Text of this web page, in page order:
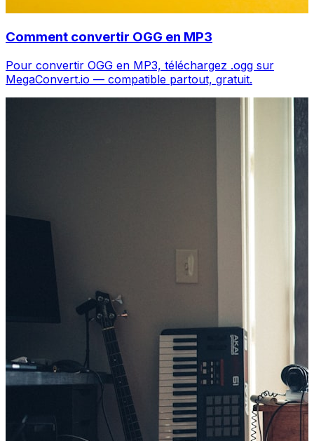
Comment convertir OGG en MP3
Pour convertir OGG en MP3, téléchargez .ogg sur
MegaConvert.io — compatible partout, gratuit.